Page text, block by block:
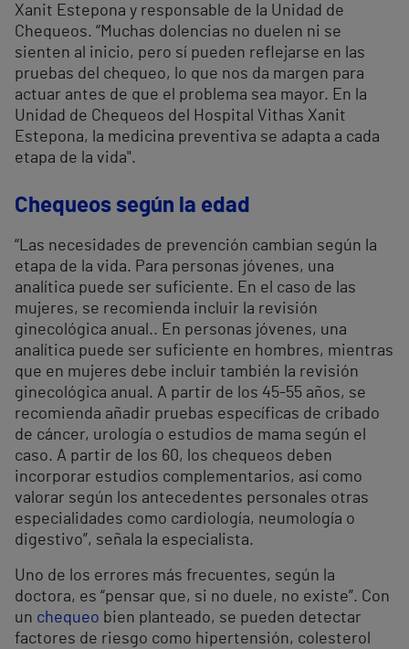
Xanit Estepona y responsable de la Unidad de
Chequeos. “Muchas dolencias no duelen ni se
sienten al inicio, pero sí pueden reflejarse en las
pruebas del chequeo, lo que nos da margen para
actuar antes de que el problema sea mayor. En la
Unidad de Chequeos del Hospital Vithas Xanit
Estepona, la medicina preventiva se adapta a cada
etapa de la vida".
Chequeos según la edad
“Las necesidades de prevención cambian según la
etapa de la vida. Para personas jóvenes, una
analítica puede ser suficiente. En el caso de las
mujeres, se recomienda incluir la revisión
ginecológica anual.. En personas jóvenes, una
analítica puede ser suficiente en hombres, mientras
que en mujeres debe incluir también la revisión
ginecológica anual. A partir de los 45-55 años, se
recomienda añadir pruebas específicas de cribado
de cáncer, urología o estudios de mama según el
caso. A partir de los 60, los chequeos deben
incorporar estudios complementarios, así como
valorar según los antecedentes personales otras
especialidades como cardiología, neumología o
digestivo”, señala la especialista.
Uno de los errores más frecuentes, según la
doctora, es “pensar que, si no duele, no existe”. Con
un chequeo bien planteado, se pueden detectar
factores de riesgo como hipertensión, colesterol